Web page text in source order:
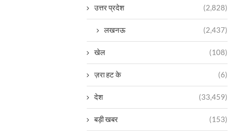
उत्तर प्रदेश (2,828)
लखनऊ (2,437)
खेल (108)
ज़रा हट के (6)
देश (33,459)
बड़ी खबर (153)